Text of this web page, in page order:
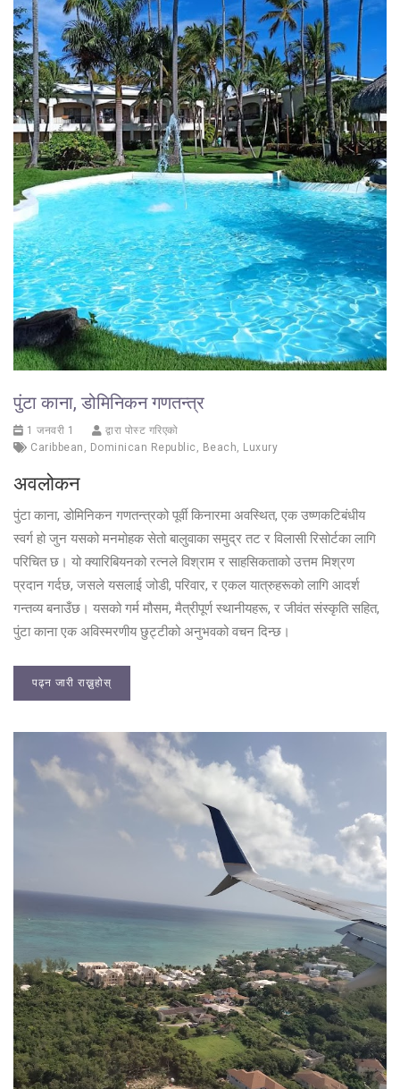
पुंटा काना, डोमिनिकन गणतन्त्र
1 जनवरी 1
द्वारा पोस्ट गरिएको
Caribbean , Dominican Republic , Beach, Luxury
अवलोकन
पुंटा काना, डोमिनिकन गणतन्त्रको पूर्वी किनारमा अवस्थित, एक उष्णकटिबंधीय
स्वर्ग हो जुन यसको मनमोहक सेतो बालुवाका समुद्र तट र विलासी रिसोर्टका लागि
परिचित छ। यो क्यारिबियनको रत्नले विश्राम र साहसिकताको उत्तम मिश्रण
प्रदान गर्दछ, जसले यसलाई जोडी, परिवार, र एकल यात्रुहरूको लागि आदर्श
गन्तव्य बनाउँछ। यसको गर्म मौसम, मैत्रीपूर्ण स्थानीयहरू, र जीवंत संस्कृति सहित,
पुंटा काना एक अविस्मरणीय छुट्टीको अनुभवको वचन दिन्छ।
पढ्न जारी राख्नुहोस्